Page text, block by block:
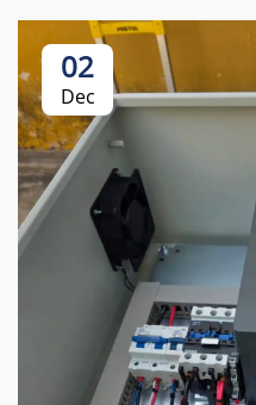
02
Dec